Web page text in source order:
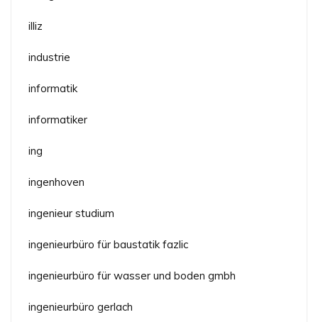
illiz
industrie
informatik
informatiker
ing
ingenhoven
ingenieur studium
ingenieurbüro für baustatik fazlic
ingenieurbüro für wasser und boden gmbh
ingenieurbüro gerlach